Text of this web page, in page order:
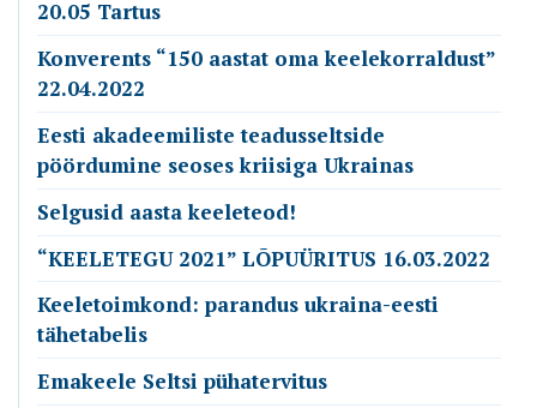
20.05 Tartus
Konverents “150 aastat oma keelekorraldust”
22.04.2022
Eesti akadeemiliste teadusseltside
pöördumine seoses kriisiga Ukrainas
Selgusid aasta keeleteod!
“KEELETEGU 2021” LÕPUÜRITUS 16.03.2022
Keeletoimkond: parandus ukraina-eesti
tähetabelis
Emakeele Seltsi pühatervitus